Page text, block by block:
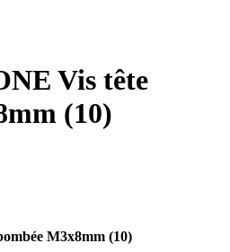
Vis tête
(10)
M3x8mm (10)